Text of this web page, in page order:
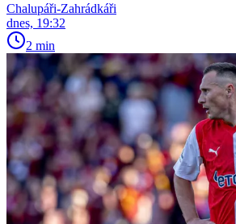
Chalupáři-Zahrádkáři
dnes, 19:32
2 min